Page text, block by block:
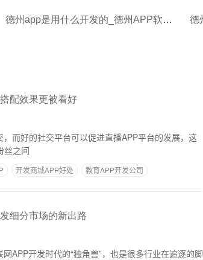
德州app是用什么开发的_德州APP软件应用开发笔者分享的什么是网络社区的本质
配效果更被看好
而好的社交平台可以促进直播APP平台的发展，这
丝之间
开发商城APP好处 教育APP开发公司
细分市场的新出路
APP开发时代的“独角兽”，也是很多行业在追逐的脚